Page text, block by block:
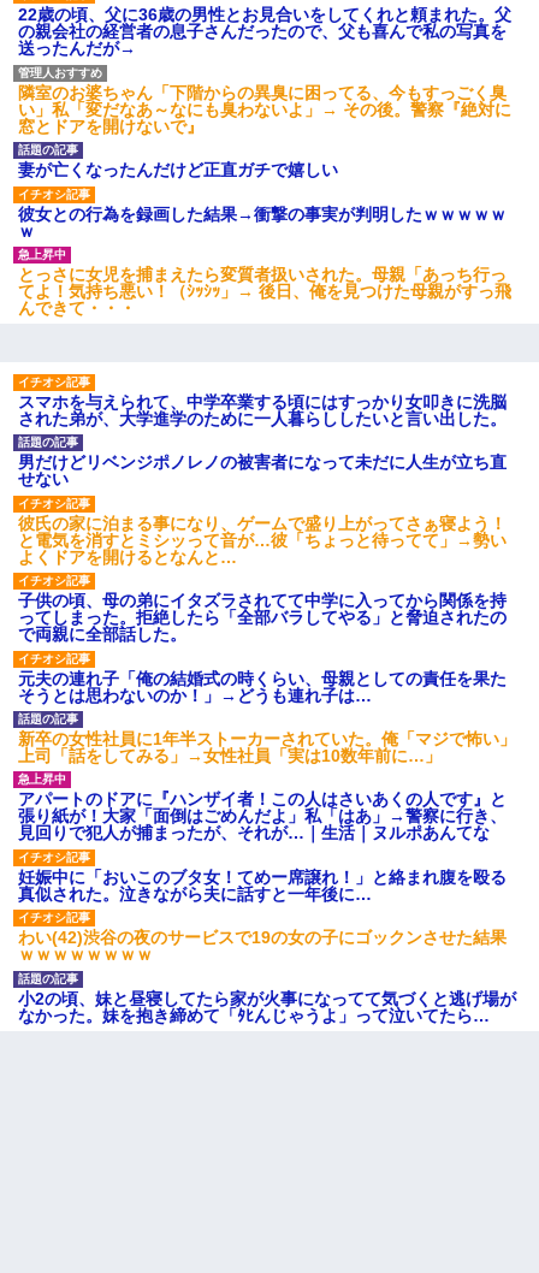
22歳の頃、父に36歳の男性とお見合いをしてくれと頼まれた。父
の親会社の経営者の息子さんだったので、父も喜んで私の写真を
送ったんだが→
隣室のお婆ちゃん「下階からの異臭に困ってる、今もすっごく臭
い」私「変だなあ～なにも臭わないよ」→ その後。警察『絶対に
窓とドアを開けないで』
妻が亡くなったんだけど正直ガチで嬉しい
彼女との行為を録画した結果→衝撃の事実が判明したｗｗｗｗｗ
ｗ
とっさに女児を捕まえたら変質者扱いされた。母親「あっち行っ
てよ！気持ち悪い！（ｼｯｼｯ」→ 後日、俺を見つけた母親がすっ飛
んできて・・・
スマホを与えられて、中学卒業する頃にはすっかり女叩きに洗脳
された弟が、大学進学のために一人暮らししたいと言い出した。
男だけどリベンジポノレノの被害者になって未だに人生が立ち直
せない
彼氏の家に泊まる事になり、ゲームで盛り上がってさぁ寝よう！
と電気を消すとミシッって音が…彼「ちょっと待ってて」→勢い
よくドアを開けるとなんと…
子供の頃、母の弟にイタズラされてて中学に入ってから関係を持
ってしまった。拒絶したら「全部バラしてやる」と脅迫されたの
で両親に全部話した。
元夫の連れ子「俺の結婚式の時くらい、母親としての責任を果た
そうとは思わないのか！」→どうも連れ子は…
新卒の女性社員に1年半ストーカーされていた。俺「マジで怖い」
上司「話をしてみる」→女性社員「実は10数年前に…」
アパートのドアに『ハンザイ者！この人はさいあくの人です』と
張り紙が！大家「面倒はごめんだよ」私「はあ」→警察に行き、
見回りで犯人が捕まったが、それが…｜生活｜ヌルポあんてな
妊娠中に「おいこのブタ女！てめー席譲れ！」と絡まれ腹を殴る
真似された。泣きながら夫に話すと一年後に…
わい(42)渋谷の夜のサービスで19の女の子にゴックンさせた結果
ｗｗｗｗｗｗｗｗ
小2の頃、妹と昼寝してたら家が火事になってて気づくと逃げ場が
なかった。妹を抱き締めて「ﾀﾋんじゃうよ」って泣いてたら…